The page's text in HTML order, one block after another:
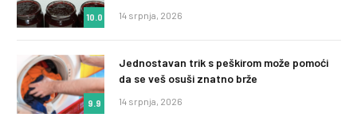
10.0 14 srpnja, 2026
9.9
Jednostavan trik s peškirom može pomoći
da se veš osuši znatno brže
14 srpnja, 2026